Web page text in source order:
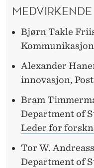
MEDVIRKENDE
Bjørn Takle
Alexander
innovasjon,
Bram
Department of
Leder for
Tor W.
Department of